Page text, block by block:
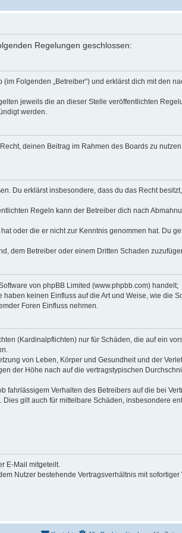
Regelungen geschlossen:
Folgenden „Betreiber“) und erklärst dich mit den
jeweils die an dieser Stelle veröffentlichten
werden.
deinen Beitrag im Rahmen des Boards zu
Du erklärst insbesondere, dass du das Recht
Regeln kann der Betreiber dich nach
oder die er nicht zur Kenntnis genommen hat. Du
dem Betreiber oder einem Dritten Schaden
von phpBB Limited (www.phpbb.com) handelt;
keinen Einfluss auf die Art und Weise, wie die
Foren Einfluss nehmen.
(Kardinalpflichten) nur für Schäden, die auf ein
von Leben, Körper und Gesundheit und der
der Höhe nach auf die vertragstypischen
fahrlässigem Verhalten des Betreibers auf die bei
gilt auch für mittelbare Schäden, insbesondere
E-Mail mitgeteilt.
Nutzer bestehende Vertragsverhältnis mit sofortiger